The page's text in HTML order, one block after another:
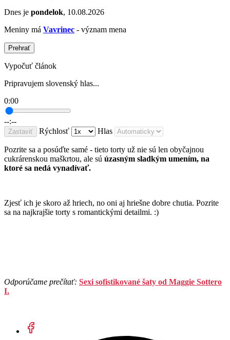
Dnes je pondelok, 10.08.2026
Meniny má Vavrinec - význam mena
Prehrať
Vypočuť článok
Pripravujem slovenský hlas...
0:00
--:--
Zastaviť Rýchlosť Hlas
Pozrite sa a posúďte samé - tieto torty už nie sú len obyčajnou
cukrárenskou maškrtou, ale sú úzasným sladkým umením, na
ktoré sa nedá vynadívať.
Zjesť ich je skoro až hriech, no oni aj hriešne dobre chutia. Pozrite
sa na najkrajšie torty s romantickými detailmi. :)
Odporúčame prečítať: Sexi sofistikované šaty od Maggie Sottero
I.